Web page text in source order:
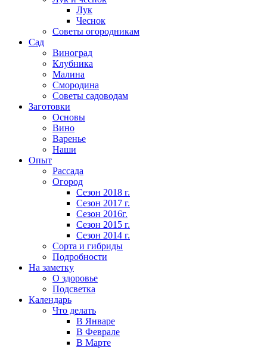
Лук
Чеснок
Советы огородникам
Сад
Виноград
Клубника
Малина
Смородина
Советы садоводам
Заготовки
Основы
Вино
Варенье
Наши
Опыт
Рассада
Огород
Сезон 2018 г.
Сезон 2017 г.
Сезон 2016г.
Сезон 2015 г.
Сезон 2014 г.
Сорта и гибриды
Подробности
На заметку
О здоровье
Подсветка
Календарь
Что делать
В Январе
В Феврале
В Марте